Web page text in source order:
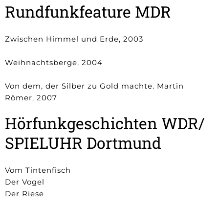
Rundfunkfeature MDR
Zwischen Himmel und Erde, 2003
Weihnachtsberge, 2004
Von dem, der Silber zu Gold machte. Martin
Römer, 2007
Hörfunkgeschichten WDR/
SPIELUHR Dortmund
Vom Tintenfisch
Der Vogel
Der Riese